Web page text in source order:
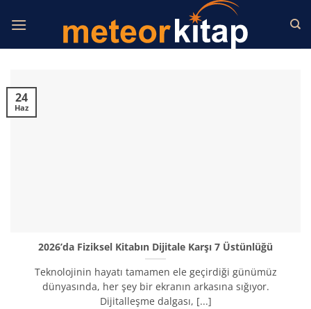
atla
2026’da Fiziksel Kitabın Dijitale Karşı 7 Üstünlüğü
Teknolojinin hayatı tamamen ele geçirdiği günümüz
dünyasında, her şey bir ekranın arkasına sığıyor.
Dijitalleşme dalgası, [...]
24
Haz